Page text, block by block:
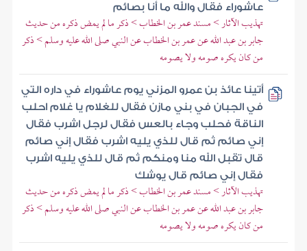
عاشوراء فقال والله ما أنا بصائم
تهذيب الآثار > مسند عمر بن الخطاب > ذكر ما لم يمض ذكره من حديث
جابر بن عبد الله عن عمر بن الخطاب عن النبي صلى الله عليه وسلم > ذكر
من كان يكره صومه ولا يصومه
أتينا عائذ بن عمرو المزني يوم عاشوراء في داره التي
في الجبان في بني مازن فقال للغلام يا غلام احلب
الناقة فحلب وجاء بالعس فقال لرجل اشرب فقال
إني صائم ثم قال للذي يليه اشرب فقال إني صائم
قال تقبل الله منا ومنكم ثم قال للذي يليه اشرب
فقال إني صائم قال يوشك
تهذيب الآثار > مسند عمر بن الخطاب > ذكر ما لم يمض ذكره من حديث
جابر بن عبد الله عن عمر بن الخطاب عن النبي صلى الله عليه وسلم > ذكر
من كان يكره صومه ولا يصومه